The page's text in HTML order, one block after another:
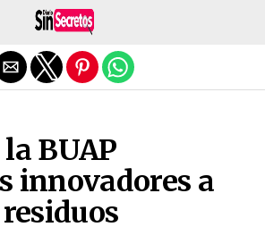
BUAP
innovadores a
de la versión móvil